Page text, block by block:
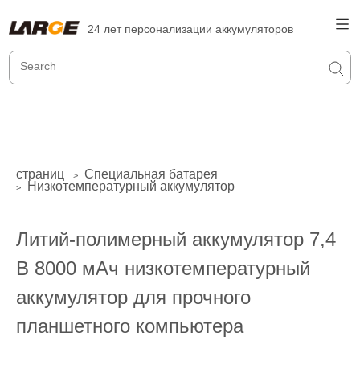
24 лет персонализации аккумуляторов
страниц > Специальная батарея
> Низкотемпературный аккумулятор
Литий-полимерный аккумулятор 7,4
В 8000 мАч низкотемпературный
аккумулятор для прочного
планшетного компьютера